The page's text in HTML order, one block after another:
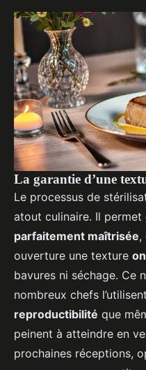
La garantie d’une
Le processus de
atout culinaire. Il permet
parfaitement maîtrisée,
ouverture une texture
bavures ni séchage. Ce
nombreux chefs
reproductibilité que
peinent à atteindre en
prochaines réceptions,